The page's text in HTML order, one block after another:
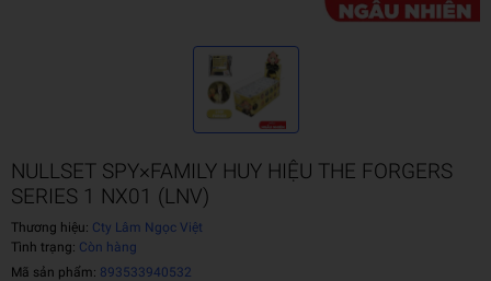
NULLSET SPY×FAMILY HUY HIỆU THE FORGERS
SERIES 1 NX01 (LNV)
Thương hiệu: Cty Lâm Ngọc Việt
Tình trạng: Còn hàng
Mã sản phẩm: 893533940532